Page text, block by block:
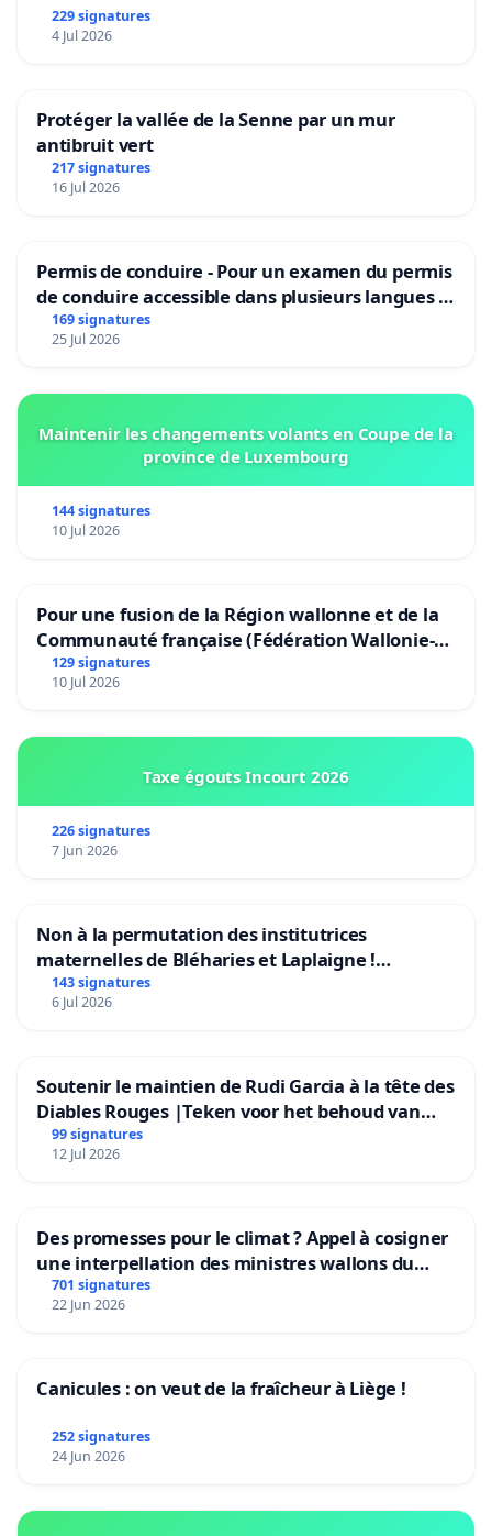
229 signatures
4 Jul 2026
Protéger la vallée de la Senne par un mur
antibruit vert
217 signatures
16 Jul 2026
Permis de conduire - Pour un examen du permis
de conduire accessible dans plusieurs langues à
Bruxelles
169 signatures
25 Jul 2026
Maintenir les changements volants en Coupe de la
province de Luxembourg
144 signatures
10 Jul 2026
Pour une fusion de la Région wallonne et de la
Communauté française (Fédération Wallonie-
Bruxelles)
129 signatures
10 Jul 2026
Taxe égouts Incourt 2026
226 signatures
7 Jun 2026
Non à la permutation des institutrices
maternelles de Bléharies et Laplaigne !
Préservons la stabilité de nos enfants.
143 signatures
6 Jul 2026
Soutenir le maintien de Rudi Garcia à la tête des
Diables Rouges |Teken voor het behoud van
Rudi Garcia als bondscoach
99 signatures
12 Jul 2026
Des promesses pour le climat ? Appel à cosigner
une interpellation des ministres wallons du
climat et de l’environnement.
701 signatures
22 Jun 2026
Canicules : on veut de la fraîcheur à Liège !
252 signatures
24 Jun 2026